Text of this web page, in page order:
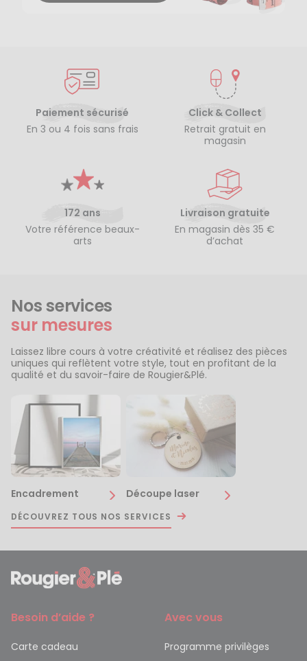
Paiement sécurisé
En 3 ou 4 fois sans frais
Click & Collect
Retrait gratuit en
magasin
172 ans
Votre référence beaux-
arts
Livraison gratuite
En magasin dès 35 €
d’achat
Nos services
sur mesures
Laissez libre cours à votre créativité et réalisez des pièces
uniques qui reflètent votre style, tout en profitant de la
qualité et du savoir-faire de Rougier&Plé.
Encadrement Découpe laser
DÉCOUVREZ TOUS NOS SERVICES
Besoin d’aide ?
Carte cadeau
Avec vous
Programme privilèges